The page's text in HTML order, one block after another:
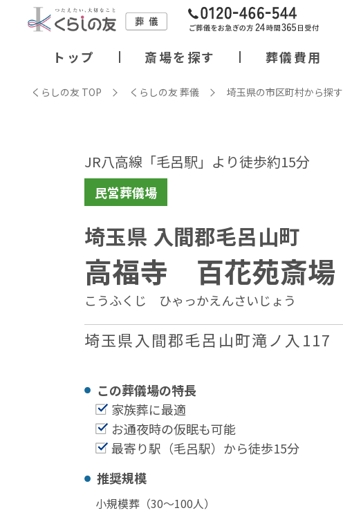
トップ 斎場を探す 葬儀費用
くらしの友 TOP くらしの友 葬儀 埼玉県の市区町村から探す
JR八高線「毛呂駅」より徒歩約15分
民営葬儀場
埼玉県 入間郡毛呂山町
高福寺 百花苑斎場
こうふくじ ひゃっかえんさいじょう
埼玉県入間郡毛呂山町滝ノ入117
この葬儀場の特⻑
家族葬に最適
お通夜時の仮眠も可能
最寄り駅（毛呂駅）から徒歩15分
推奨規模
小規模葬（30〜100⼈）